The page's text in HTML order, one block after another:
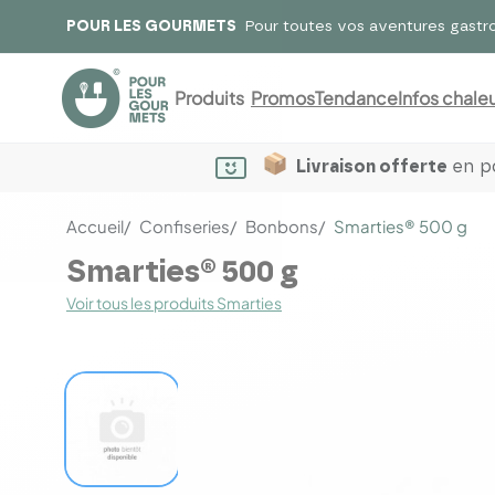
POUR LES GOURMETS Pour toutes vos aventures
Produits PromosTendanceInfos
Livraison offerte en
Accueil Confiseries Bonbons Smarties® 500 g
Smarties® 500 g
Voir tous les produits Smarties